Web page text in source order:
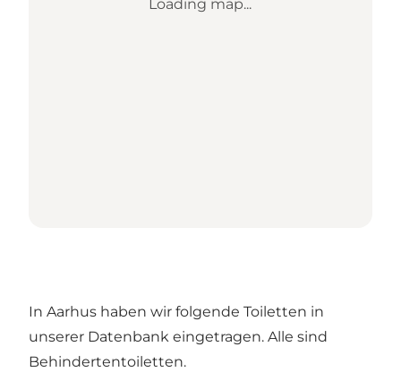
Loading map...
In Aarhus haben wir folgende Toiletten in
unserer Datenbank eingetragen. Alle sind
Behindertentoiletten.